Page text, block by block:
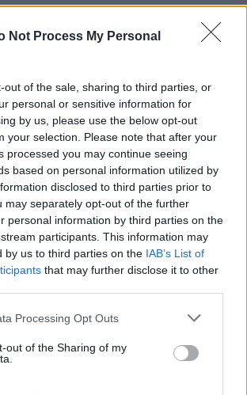
Not Process My Personal
out of the sale, sharing to third parties, or
personal or sensitive information for
by us, please use the below opt-out
your selection. Please note that after your
processed you may continue seeing
based on personal information utilized by
disclosed to third parties prior to
may separately opt-out of the further
personal information by third parties on the
participants. This information may
by us to third parties on the IAB’s List of
that may further disclose it to other
Processing Opt Outs
out of the Sharing of my
στην εξυπηρέτηση του πελάτη